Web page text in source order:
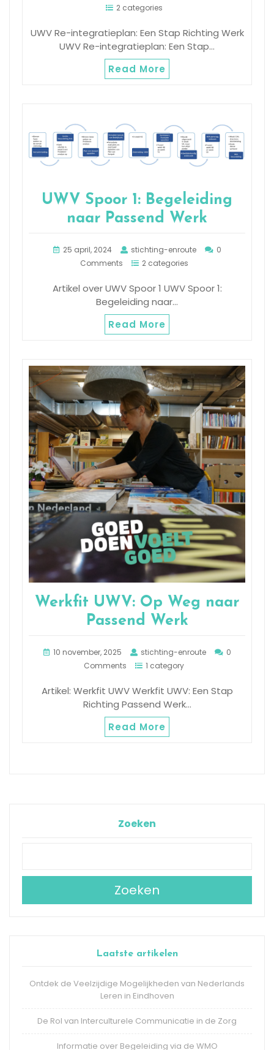
2 categories
UWV Re-integratieplan: Een Stap Richting Werk
UWV Re-integratieplan: Een Stap…
Read More
UWV Spoor 1: Begeleiding
naar Passend Werk
25 april, 2024 stichting-enroute
0
Comments
2 categories
Artikel over UWV Spoor 1 UWV Spoor 1:
Begeleiding naar…
Read More
Werkfit UWV: Op Weg naar
Passend Werk
10 november, 2025 stichting-enroute
0
Comments
1 category
Artikel: Werkfit UWV Werkfit UWV: Een Stap
Richting Passend Werk…
Read More
Zoeken
Zoeken
Laatste artikelen
Ontdek de Veelzijdige Mogelijkheden van Nederlands
Leren in Eindhoven
De Rol van Interculturele Communicatie in de Zorg
Informatie over Begeleiding via de WMO